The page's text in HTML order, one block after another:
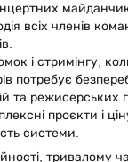
всіх членів
і стримінгу,
потребує
та режисерських
проєкти і
системи.
тривалому